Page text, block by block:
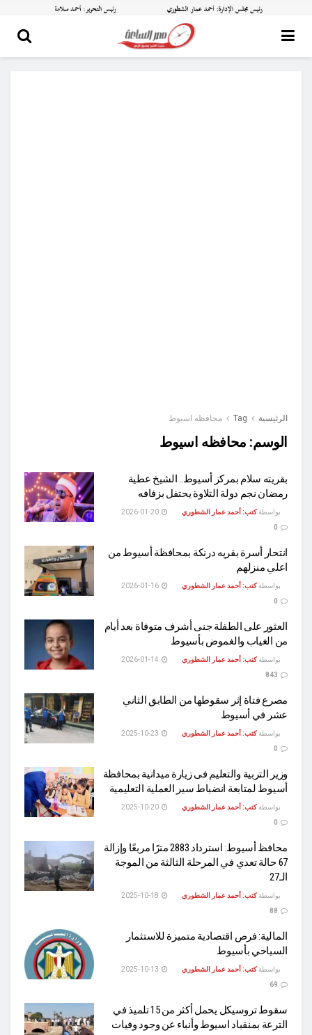
الرئيسية Tag محافظه اسيوط
الوسم: محافظه اسيوط
بقريته سلام بمركز أسيوط.. الشيخ عطية
رمضان نجم دولة التلاوة يحتفل بزفافه
بواسطة كتب: أحمد عمار الشطوري
انتحار أسرة بقريه درنكة بمحافظة أسيوط من
اعلي منزلهم
بواسطة كتب: أحمد عمار الشطوري
العثور على الطفلة جنى أشرف متوفاة بعد أيام
من الغياب والغموض بأسيوط
بواسطة كتب: أحمد عمار الشطوري
مصرع فتاة إثر سقوطها من الطابق الثاني
عشر في أسيوط
بواسطة كتب: أحمد عمار الشطوري
وزير التربية والتعليم فى زيارة ميدانية بمحافظة
أسيوط لمتابعة انضباط سير العملية التعليمية
بواسطة كتب: أحمد عمار الشطوري
محافظ أسيوط: استرداد 2883 مترًا مربعًا وإزالة
67 حالة تعدي في المرحلة الثالثة من الموجة
الـ27
بواسطة كتب: أحمد عمار الشطوري
المالية: فرص اقتصادية متميزة للاستثمار
السياحي بأسيوط
بواسطة كتب: أحمد عمار الشطوري
سقوط تروسيكل يحمل أكثر من 15 تلميذ في
الترعة بمنقباد اسيوط وأنباء عن وجود وفيات